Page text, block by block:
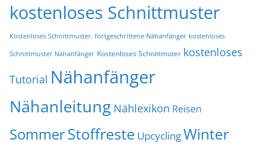
kostenloses Schnittmuster
Kostenloses Schnittmuster. fortgeschrittene Nähanfänger kostenloses
Schnittmuster Nähanfänger Kostenloses Schnittmuter kostenloses
Tutorial Nähanfänger
Nähanleitung Nählexikon Reisen
SommerStoffreste UpcyclingWinter